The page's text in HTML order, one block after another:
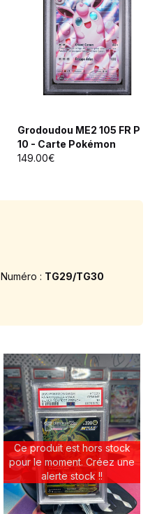
Grodoudou ME2 105 FR PSA
10 - Carte Pokémon
149.00€
Numéro : TG29/TG30
Ce produit est hors stock
pour le moment. Créez une
alerte stock !!